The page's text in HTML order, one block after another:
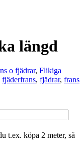
längd
o fjädrar, Flikiga
fjäderfrans, fjädrar, frans
t.ex. köpa 2 meter, så